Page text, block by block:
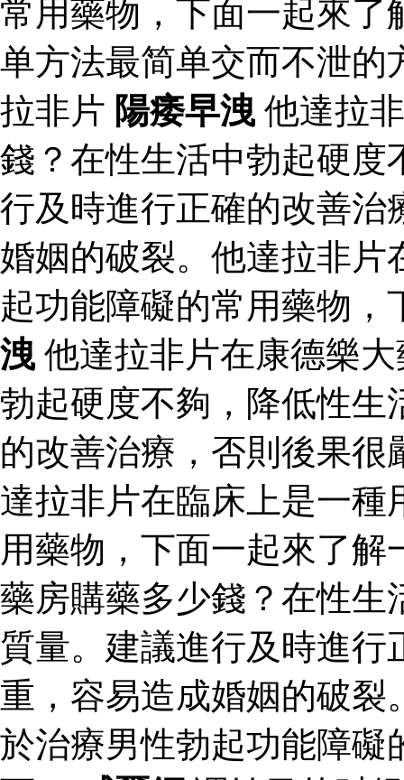
常用藥物，下面一起來
单方法最简单交而不泄
拉非片 陽痿早洩 他達拉
錢？在性生活中勃起硬度
行及時進行正確的改善治
婚姻的破裂。他達拉非片
起功能障礙的常用藥物
洩 他達拉非片在康德樂
勃起硬度不夠，降低性生
的改善治療，否則後果
達拉非片在臨床上是一種
用藥物，下面一起來了
藥房購藥多少錢？在性生
質量。建議進行及時進行
重，容易造成婚姻的破裂
於治療男性勃起功能障礙